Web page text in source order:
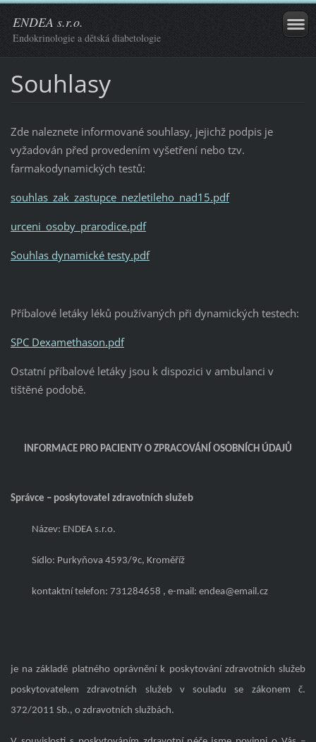
ENDEA s.r.o.
Endokrinologie a dětská diabetologie
Souhlasy
Zde naleznete informované souhlasy, jejichž podpis je
vyžadován před provedením vyšetření nebo tzv.
farmakodynamických testů:
souhlas_zak_zastupce_nezletileho_nad15.pdf
urceni_osoby_prarodice.pdf
Souhlas dynamické testy.pdf
Příbalové letáky léků používaných při dynamických testech:
SPC Dexamethason.pdf
Ostatní příbalové letáky jsou k dispozici v ambulanci v
tištěné podobě.
INFORMACE PRO PACIENTY O ZPRACOVÁNÍ OSOBNÍCH ÚDAJŮ
Správce – poskytovatel zdravotních služeb
Název: ENDEA s.r.o.
Sídlo: Purkyňova 4593/9c, Kroměříž
kontaktní telefon:731284658 , e-mail:endea@email.cz
je na základě platného oprávnění k poskytování zdravotních služeb
poskytovatelem zdravotních služeb v souladu se zákonem č.
372/2011 Sb., o zdravotních službách.